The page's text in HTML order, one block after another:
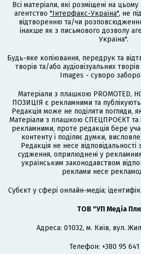
Всі матеріали, які розміщені на цьому
агентство "Інтерфакс-Україна", не
відтворенню та/чи
інакше як з письмового дозволу
Україна".
Будь-яке копіювання, передрук та
творів та/або аудіовізуальних
Images - суворо
Матеріали з плашкою
ПОЗИЦІЯ є рекламними та
Редакція може не поділяти погляди,
Матеріали з плашкою СПЕЦПРОЄКТ
рекламними, проте редакція бере
контенту і поділяє думки,
Редакція не несе відповідальності
судження, оприлюднені у рекламних
українським законодавством
реклами несе
Cубєкт у сфері онлайн-медіа;
ТОВ "УП Медіа
Адреса: 01032, м. Київ, вул.
Телефон: +380 95 641